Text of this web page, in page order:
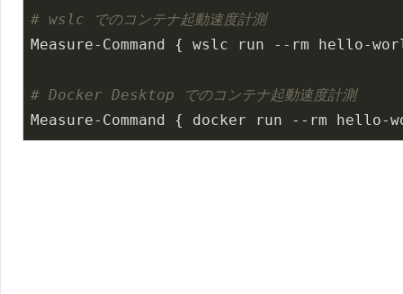
# wslc でのコンテナ起動速度計測
Measure-Command { wslc run --rm hello-
# Docker Desktop でのコンテナ起動速度計測